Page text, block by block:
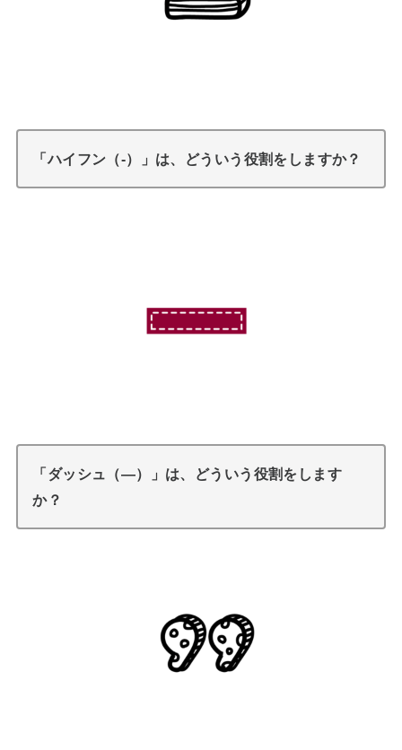
「ハイフン（‐）」は、どういう役割をしますか？
「ダッシュ（―）」は、どういう役割をします
か？